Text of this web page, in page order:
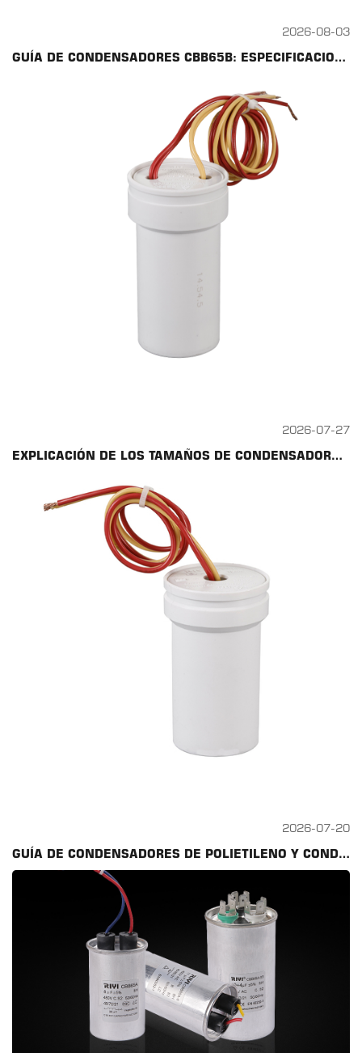
2026-08-03
GUÍA DE CONDENSADORES CBB65B: ESPECIFICACIONES, DIMENSIONAMIENTO Y CONSEJOS DE REEMPLAZO
2026-07-27
EXPLICACIÓN DE LOS TAMAÑOS DE CONDENSADORES: GUÍA DE DIMENSIONES Y CLASIFICACIONES DE CONDENSADORES CBB60
2026-07-20
GUÍA DE CONDENSADORES DE POLIETILENO Y CONDENSADORES DE FUNCIONAMIENTO: CLASIFICACIONES, CBB60 FRENTE A CBB61, PRUEBAS